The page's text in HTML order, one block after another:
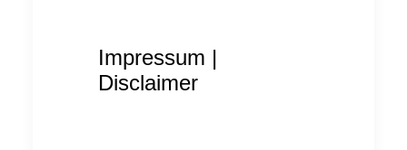
Impressum |
Disclaimer